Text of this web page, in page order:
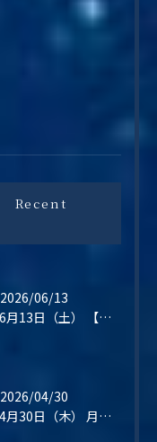
Recent
2026/06/13
🌌6月13日（土） 【梅雨の不調・不眠・眼精疲労に。星空の癒し空間で心と頭をリセットしませんか？】
2026/04/30
🌌4月30日（木） 月末の疲れは、“その日のうちに整える”という選択を🌿